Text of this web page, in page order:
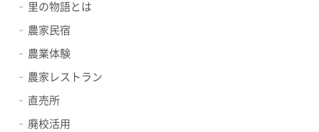
里の物語とは
農家民宿
農業体験
農家レストラン
直売所
廃校活用